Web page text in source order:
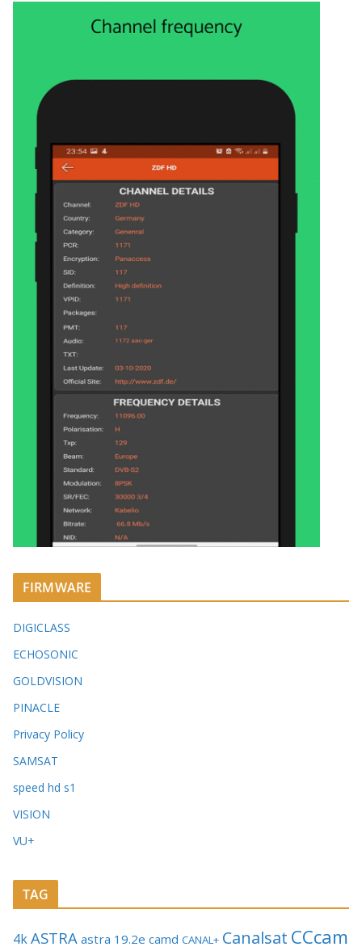
FIRMWARE
DIGICLASS
ECHOSONIC
GOLDVISION
PINACLE
Privacy Policy
SAMSAT
speed hd s1
VISION
VU+
TAG
4kASTRA astra 19.2e camd CANAL+ Canalsat CCcam